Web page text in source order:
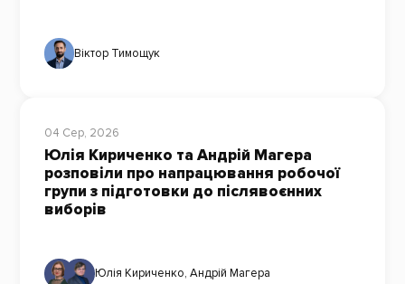
Віктор Тимощук
04 Сер, 2026
Юлія Кириченко та Андрій Магера
розповіли про напрацювання робочої
групи з підготовки до післявоєнних
виборів
Юлія Кириченко, Андрій Магера